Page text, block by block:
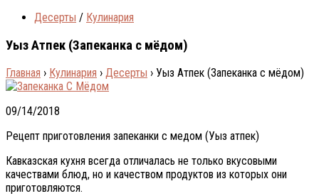
Десерты / Кулинария
Уыз Атпек (Запеканка с мёдом)
Главная › Кулинария › Десерты › Уыз Атпек (Запеканка с мёдом)
09/14/2018
Рецепт приготовления запеканки с медом (Уыз атпек)
Кавказская кухня всегда отличалась не только вкусовыми
качествами блюд, но и качеством продуктов из которых они
приготовляются.